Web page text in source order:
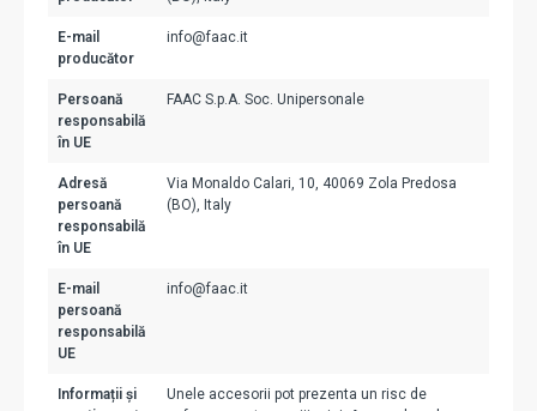
E-mail
producător
info@faac.it
Persoană
responsabilă
în UE
FAAC S.p.A. Soc. Unipersonale
Adresă
persoană
responsabilă
în UE
Via Monaldo Calari, 10, 40069 Zola Predosa
(BO), Italy
E-mail
persoană
responsabilă
UE
info@faac.it
Informații și
Unele accesorii pot prezenta un risc de